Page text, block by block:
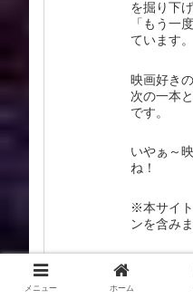
を掘り下
「もう一
ています。
映画好き
次の一本
です。
いやぁ～
ね！
※本サイ
ンを含みま
掲載に問
させて頂
メニュー ホーム